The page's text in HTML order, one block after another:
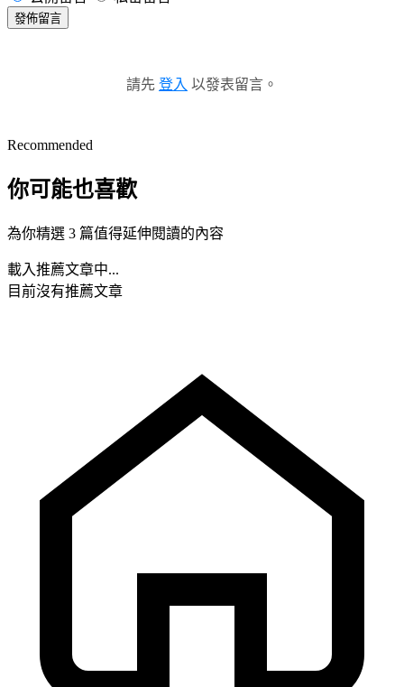
發佈留言
請先 登入 以發表留言。
Recommended
你可能也喜歡
為你精選 3 篇值得延伸閱讀的內容
載入推薦文章中...
目前沒有推薦文章